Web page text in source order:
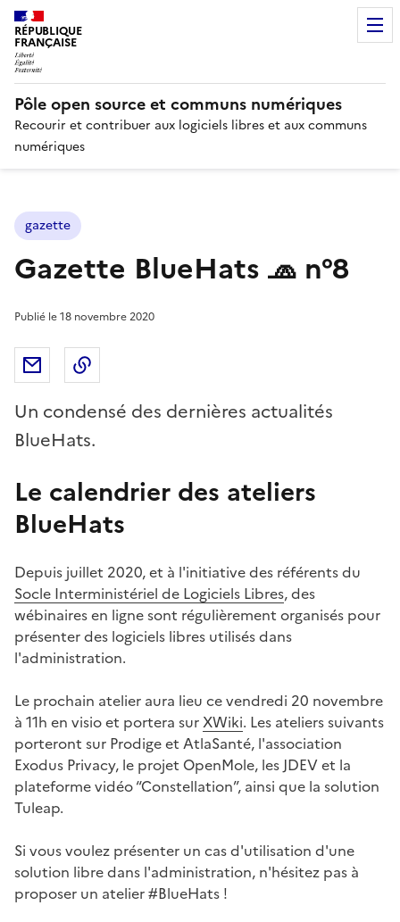
RÉPUBLIQUE
FRANÇAISE
Pôle open source et communs numériques
Recourir et contribuer aux logiciels libres et aux communs
numériques
gazette
Gazette BlueHats 🧢 n°8
Publié le18 novembre 2020
Partager par email
Un condensé des dernières actualités
BlueHats.
Le calendrier des ateliers
BlueHats
Depuis juillet 2020, et à l'initiative des référents du
Socle Interministériel de Logiciels Libres, des
wébinaires en ligne sont régulièrement organisés pour
présenter des logiciels libres utilisés dans
l'administration.
Le prochain atelier aura lieu ce vendredi 20 novembre
à 11h en visio et portera surXWiki. Les ateliers suivants
porteront sur Prodige et AtlaSanté, l'association
Exodus Privacy, le projet OpenMole, les JDEV et la
plateforme vidéo “Constellation”, ainsi que la solution
Tuleap.
Si vous voulez présenter un cas d'utilisation d'une
solution libre dans l'administration, n'hésitez pas à
proposer un atelier #BlueHats !